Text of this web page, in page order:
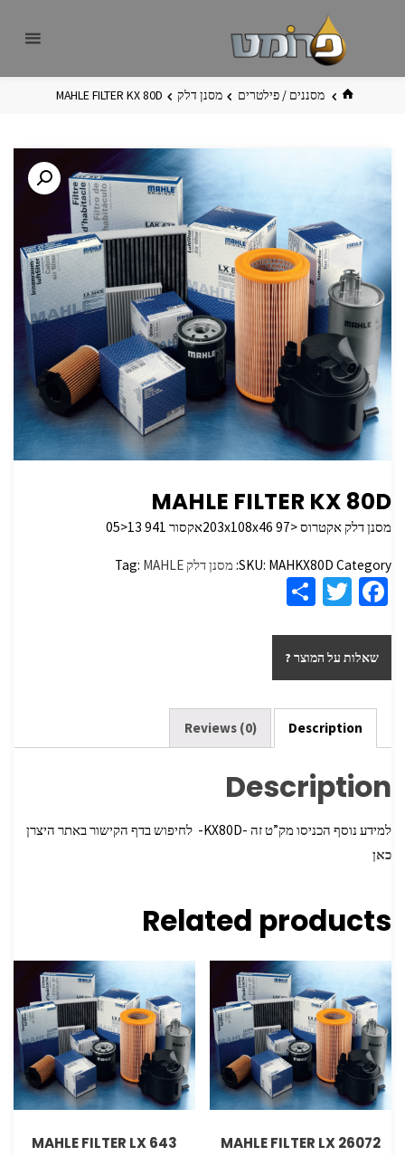
בית מסננים / פילטרים מסנן דלק MAHLE FILTER KX 80D
MAHLE FILTER KX 80D
מסנן דלק אקטרוס <203x108x46 97אקסור 941 13<05
SKU: MAHKX80D Category: מסנן דלק Tag: MAHLE
Fa
b
o
o
k
T
tt
er
ar
e
שאלות על המוצר ?
Description
Reviews (0)
Description
למידע נוסף הכניסו מק”ט זה -KX80D- לחיפוש בדף הקישור באתר היצרן
כאן
Related products
MAHLE FILTER LX 26072
MAHLE FILTER LX 643